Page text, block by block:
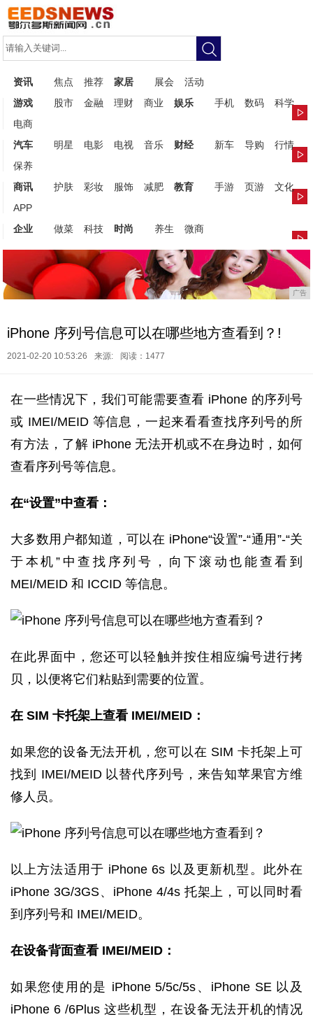
资讯 焦点 推荐 家居 展会
活动
游戏
股市 金融 理财 商业 娱乐 手机 数码
科学
电商
汽车
明星 电影 电视 音乐 财经 新车 导购
行情
保养
商讯
护肤 彩妆 服饰 减肥 教育 手游 页游
文化
APP
企业
做菜 科技 时尚 养生 微商
广告
iPhone 序列号信息可以在哪些地方查看到？!
2021-02-20 10:53:26 来源: 阅读：1477
在一些情况下，我们可能需要查看 iPhone 的序列号
或 IMEI/MEID 等信息，一起来看看查找序列号的所
有方法，了解 iPhone 无法开机或不在身边时，如何
查看序列号等信息。
在“设置”中查看：
大多数用户都知道，可以在 iPhone“设置”-“通用”-“关
于本机”中查找序列号，向下滚动也能查看到
MEI/MEID 和 ICCID 等信息。
在此界面中，您还可以轻触并按住相应编号进行拷
贝，以便将它们粘贴到需要的位置。
在 SIM 卡托架上查看 IMEI/MEID：
如果您的设备无法开机，您可以在 SIM 卡托架上可
找到 IMEI/MEID 以替代序列号，来告知苹果官方维
修人员。
以上方法适用于 iPhone 6s 以及更新机型。此外在
iPhone 3G/3GS、iPhone 4/4s 托架上，可以同时看
到序列号和 IMEI/MEID。
在设备背面查看 IMEI/MEID：
如果您使用的是 iPhone 5/5c/5s、iPhone SE 以及
iPhone 6 /6Plus 这些机型，在设备无法开机的情况